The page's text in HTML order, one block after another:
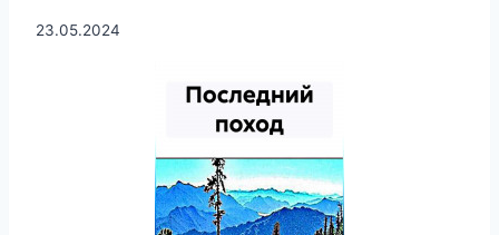
23.05.2024